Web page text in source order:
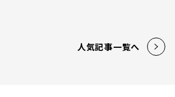
人気記事一覧へ